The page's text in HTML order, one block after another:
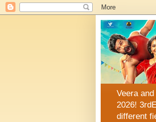
Veera
2026!
different